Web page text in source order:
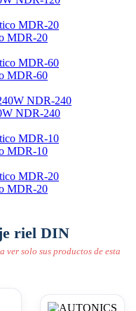
MDR-20
MDR-60
NDR-240
MDR-10
MDR-20
riel DIN
ver solo sus productos de esta